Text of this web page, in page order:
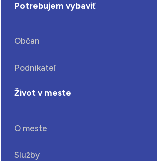
Potrebujem vybaviť
Občan
Podnikateľ
Život v meste
O meste
Služby